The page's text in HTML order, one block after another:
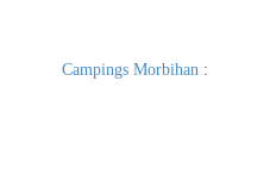
Campings Morbihan: